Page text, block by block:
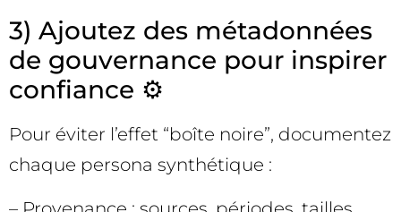
3) Ajoutez des métadonnées
de gouvernance pour inspirer
confiance ⚙️
Pour éviter l’effet “boîte noire”, documentez
chaque persona synthétique :